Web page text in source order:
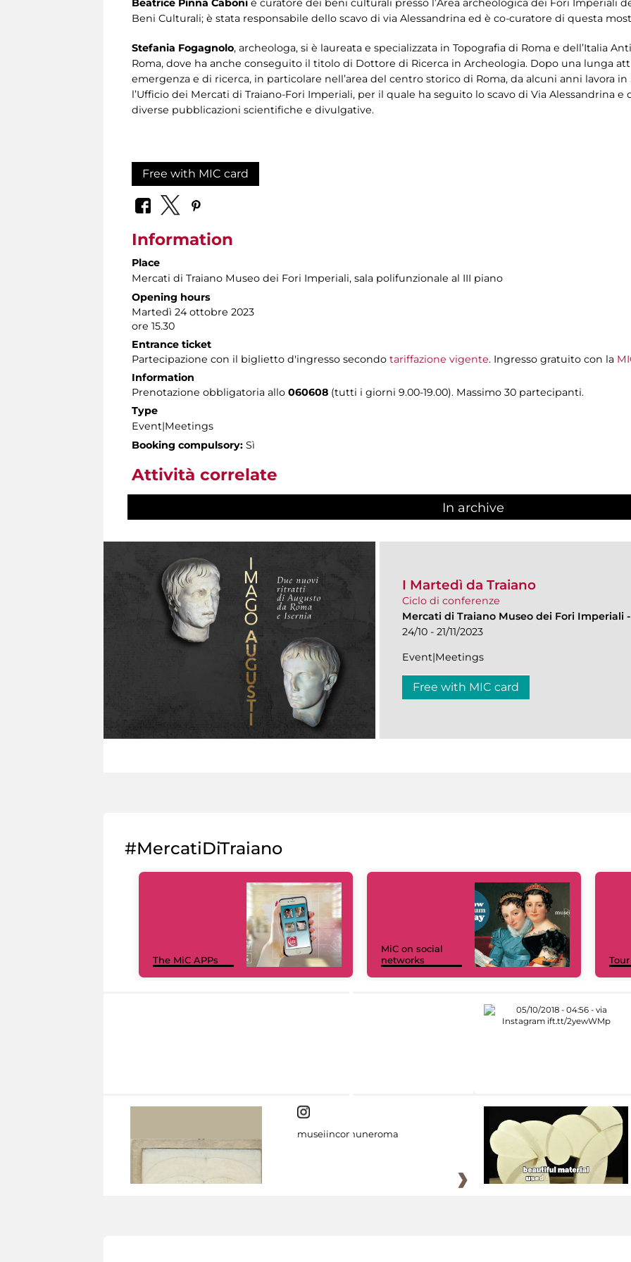
Beatrice Pinna Caboni è curatore dei beni culturali presso l’Area archeologica dei Fori Imperiali
Beni Culturali; è stata responsabile dello scavo di via Alessandrina ed è co-curatore di questa
Stefania Fogagnolo, archeologa, si è laureata e specializzata in Topografia di Roma e dell’Italia
Roma, dove ha anche conseguito il titolo di Dottore di Ricerca in Archeologia. Dopo una lunga
emergenza e di ricerca, in particolare nell’area del centro storico di Roma, da alcuni anni lavora
l’Ufficio dei Mercati di Traiano-Fori Imperiali, per il quale ha seguito lo scavo di Via Alessandrina e
diverse pubblicazioni scientifiche e divulgative.
Free with MIC card
Information
Place
Mercati di Traiano Museo dei Fori Imperiali, sala polifunzionale al III piano
Opening hours
Martedì 24 ottobre 2023
ore 15.30
Entrance ticket
Partecipazione con il biglietto d'ingresso secondo tariffazione vigente. Ingresso gratuito con la
Information
Prenotazione obbligatoria allo 060608 (tutti i giorni 9.00-19.00). Massimo 30 partecipanti.
Type
Event|Meetings
Booking compulsory: Sì
Attività correlate
In archive
I Martedì da Traiano
Ciclo di conferenze
Mercati di Traiano Museo dei Fori Imperiali
24/10 - 21/11/2023
Event|Meetings
Free with MIC card
#MercatiDiTraiano
The MiC APPs
MiC on social
networks
museiincomuneroma